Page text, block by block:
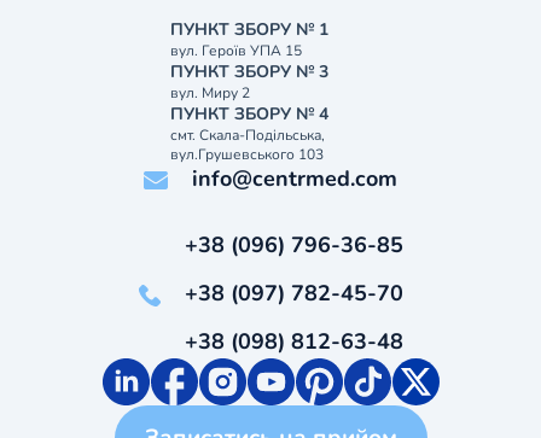
ПУНКТ ЗБОРУ № 1
вул. Героїв УПА 15
ПУНКТ ЗБОРУ № 3
вул. Миру 2
ПУНКТ ЗБОРУ № 4
смт. Скала-Подільська,
вул.Грушевського 103
info@centrmed.com
+38 (096) 796-36-85
+38 (097) 782-45-70
+38 (098) 812-63-48